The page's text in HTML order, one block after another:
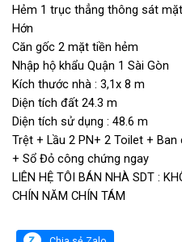
Hẻm 1 trục thẳng thông sát
Hớn
Căn gốc 2 mặt tiền hẻm
Nhập hộ khẩu Quận 1 Sài Gòn
Kích thước nhà : 3,1x 8 m
Diện tích đất 24.3 m
Diện tích sử dụng : 48.6 m
Trệt + Lầu 2 PN+ 2 Toilet +
+ Sổ Đỏ công chứng ngay
LIÊN HỆ TÔI BÁN NHÀ SDT :
CHÍN NĂM CHÍN TÁM